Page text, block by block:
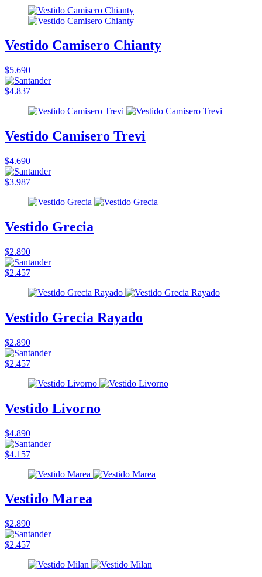
Vestido Camisero Chianty
$5.690
$4.837
Vestido Camisero Trevi
$4.690
$3.987
Vestido Grecia
$2.890
$2.457
Vestido Grecia Rayado
$2.890
$2.457
Vestido Livorno
$4.890
$4.157
Vestido Marea
$2.890
$2.457